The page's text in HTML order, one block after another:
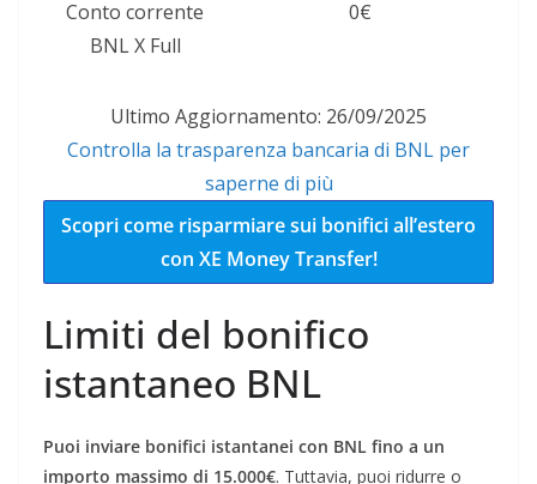
Conto corrente
BNL X Full
0€
Ultimo Aggiornamento: 26/09/2025
Controlla la trasparenza bancaria di BNL per
saperne di più
Scopri come risparmiare sui bonifici all’estero
con XE Money Transfer!
Limiti del bonifico
istantaneo BNL
Puoi inviare bonifici istantanei con BNL fino a un
importo massimo di 15.000€. Tuttavia, puoi ridurre o